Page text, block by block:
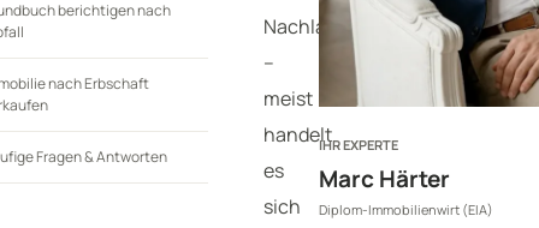
berichtigen nach
nach Erbschaft
Fragen & Antworten
Nachlasses
–
meist
handelt
es
sich
IHR EXPERTE
Marc Härter
Diplom-Immobilienwirt (EIA)